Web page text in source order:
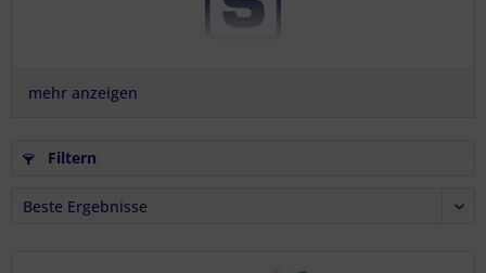
Gablonzer Straße 17
Telefon: +49 6171 633 055
mehr anzeigen
Filtern